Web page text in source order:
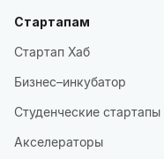
Стартапам
Стартап Хаб
Бизнес–инкубатор
Студенческие стартапы
Акселераторы